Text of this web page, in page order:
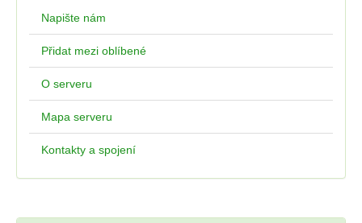
Napište nám
Přidat mezi oblíbené
O serveru
Mapa serveru
Kontakty a spojení